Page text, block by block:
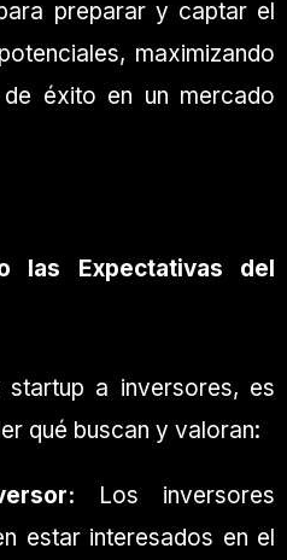
preparar y captar el
maximizando
éxito en un mercado
las Expectativas del
a inversores, es
qué buscan y valoran:
Los inversores
estar interesados en el